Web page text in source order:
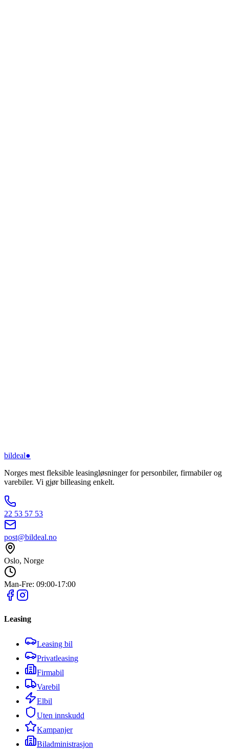
bildeal●
Norges mest fleksible leasingløsninger for personbiler, firmabiler og
varebiler. Vi gjør billeasing enkelt.
22 53 57 53
post@bildeal.no
Oslo, Norge
Man-Fre: 09:00-17:00
Leasing
Leasing bil
Privatleasing
Firmabil
Varebil
Elbil
Uten innskudd
Kampanjer
Biladministrasjon